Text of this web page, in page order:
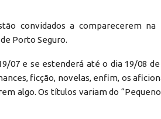
convidados a comparecerem
Porto Seguro.
07 e se estenderá até o dia 19/08
ficção, novelas, enfim, os
algo. Os títulos variam do